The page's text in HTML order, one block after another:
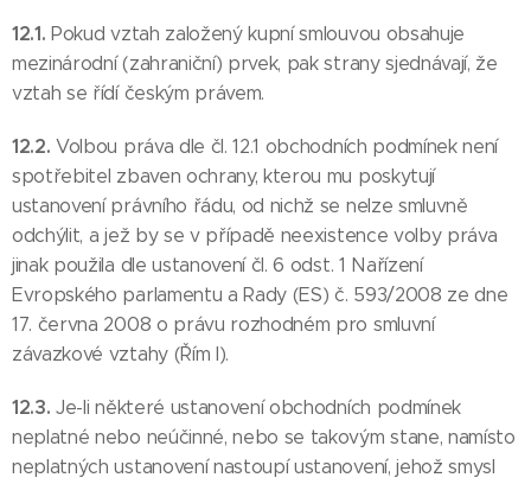
12.1.Pokud vztah založený kupní smlouvou obsahuje
mezinárodní (zahraniční) prvek, pak strany sjednávají, že
vztah se řídí českým právem.
12.2.Volbou práva dle čl. 12.1 obchodních podmínek není
spotřebitel zbaven ochrany, kterou mu poskytují
ustanovení právního řádu, od nichž se nelze smluvně
odchýlit, a jež by se v případě neexistence volby práva
jinak použila dle ustanovení čl. 6 odst. 1 Nařízení
Evropského parlamentu a Rady (ES) č. 593/2008 ze dne
17. června 2008 o právu rozhodném pro smluvní
závazkové vztahy (Řím I).
12.3.Je-li některé ustanovení obchodních podmínek
neplatné nebo neúčinné, nebo se takovým stane, namísto
neplatných ustanovení nastoupí ustanovení, jehož smysl